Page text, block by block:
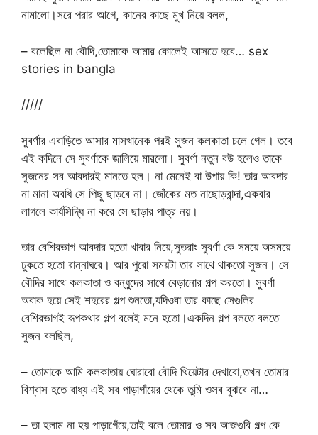
নামালো।সরে পরার আগে, কানের কাছে মুখ নিয়ে বলল,
– বলেছিল না বৌদি,তোমাকে আমার কোলেই আসতে হবে… sex
stories in bangla
/////
সুবর্ণার এবাড়িতে আসার মাসখানেক পরই সুজন কলকাতা চলে গেল। তবে
এই কদিনে সে সুবর্ণাকে জালিয়ে মারলো। সুবর্ণা নতুন বউ হলেও তাকে
সুজনের সব আবদারই মানতে হল। না মেনেই বা উপায় কি! তার আবদার
না মানা অবধি সে পিছু ছাড়বে না। জোঁকের মত নাছোড়বান্দা,একবার
লাগলে কার্যসিদ্ধি না করে সে ছাড়ার পাত্র নয়।
তার বেশিরভাগ আবদার হতো খাবার নিয়ে,সুতরাং সুবর্ণা কে সময়ে অসময়ে
ঢুকতে হতো রান্নাঘরে। আর পুরো সময়টা তার সাথে থাকতো সুজন। সে
বৌদির সাথে কলকাতা ও বন্ধুদের সাথে বেড়ানোর গল্প করতো। সুবর্ণা
অবাক হয়ে সেই শহরের গল্প শুনতো,যদিওবা তার কাছে সেগুলির
বেশিরভাগই রূপকথার গল্প বলেই মনে হতো।একদিন গল্প বলতে বলতে
সুজন বলছিল,
– তোমাকে আমি কলকাতায় ঘোরাবো বৌদি থিয়েটার দেখাবো,তখন তোমার
বিশ্বাস হতে বাধ্য এই সব পাড়াগাঁয়ের থেকে তুমি ওসব বুঝবে না…
– তা হলাম না হয় পাড়াগেঁয়ে,তাই বলে তোমার ও সব আজগুবি গল্প কে